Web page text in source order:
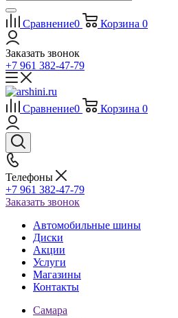
Сравнение0 Корзина 0
Заказать звонок
+7 961 382-47-79
Сравнение0 Корзина 0
Телефоны
+7 961 382-47-79
Заказать звонок
Автомобильные шины
Диски
Акции
Услуги
Магазины
Контакты
Самара